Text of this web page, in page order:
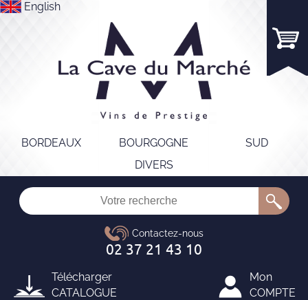
English
BORDEAUX BOURGOGNE
SUD
DIVERS
Télécharger
CATALOGUE
Mon
COMPTE